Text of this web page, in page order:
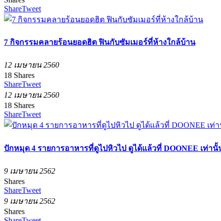
ShareTweet
7 กิจกรรมคลายร้อนยอดฮิต ฟินกับซัมเมอร์ที่ห้างใกล้บ้าน
12 เมษายน 2560
18 Shares
ShareTweet
12 เมษายน 2560
18 Shares
ShareTweet
ปักหมุด 4 รายการอาหารที่ดูไปหิวไป ดูได้แล้วที่ DOONEE เท่านั้
9 เมษายน 2562
Shares
ShareTweet
9 เมษายน 2562
Shares